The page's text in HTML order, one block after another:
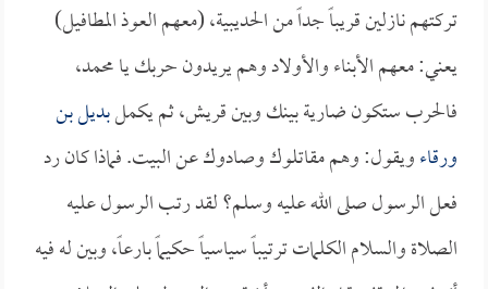
تركتهم نازلين قريباً جداً من الحديبية، (معهم العوذ المطافيل)
يعني: معهم الأبناء والأولاد وهم يريدون حربك يا محمد،
فالحرب ستكون ضارية بينك وبين قريش، ثم يكملبديل بن
ورقاءويقول: وهم مقاتلوك وصادوك عن البيت. فماذا كان رد
فعل الرسول صلى الله عليه وسلم؟ لقد رتب الرسول عليه
الصلاة والسلام الكلمات ترتيباً سياسياً حكيماً بارعاً، وبين له فيه